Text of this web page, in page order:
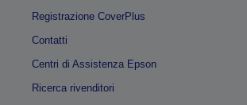
Registrazione CoverPlus
Contatti
Centri di Assistenza Epson
Ricerca rivenditori